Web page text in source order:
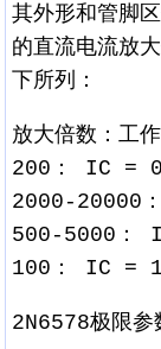
其外形和管脚
的直流电流放
下所列：
放大倍数：工
200： IC =
2000-20000
500-5000：
100： IC =
2N6578极限参